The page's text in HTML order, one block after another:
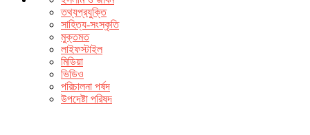
তথ্যপ্রযুক্তি
সাহিত্য-সংস্কৃতি
মুক্তমত
লাইফস্টাইল
মিডিয়া
ভিডিও
পরিচালনা পর্ষদ
উপদেষ্টা পরিষদ